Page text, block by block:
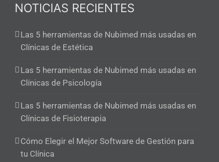
NOTICIAS RECIENTES
Las 5 herramientas de Nubimed más usadas en
Clínicas de Estética
Las 5 herramientas de Nubimed más usadas en
Clínicas de Psicología
Las 5 herramientas de Nubimed más usadas en
Clínicas de Fisioterapia
Cómo Elegir el Mejor Software de Gestión para
tu Clínica